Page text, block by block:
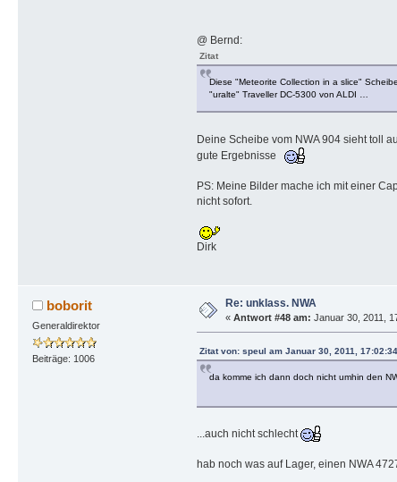
@ Bernd:
Zitat
Diese "Meteorite Collection in a slice"
"uralte" Traveller DC-5300 von ALDI …
Deine Scheibe vom NWA 904 sieht toll
gute Ergebnisse
PS: Meine Bilder mache ich mit einer
nicht sofort.
Dirk
boborit
Generaldirektor
Beiträge: 1006
Re: unklass. NWA
« Antwort #48 am: Januar 30, 2011,
Zitat von: speul am Januar 30, 2011,
da komme ich dann doch nicht umhin den
...auch nicht schlecht
hab noch was auf Lager, einen NWA